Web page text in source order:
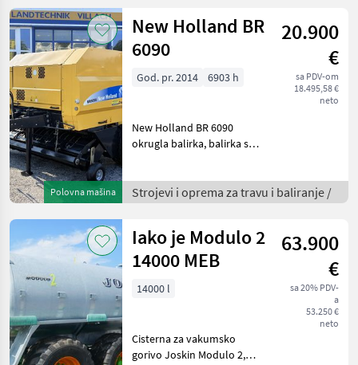
Polovna mašina
New Holland BR
6090
20.900
€
sa PDV-om
18.495,58 €
neto
God. pr. 2014 6903 h
New Holland BR 6090
okrugla balirka, balirka s
rezna jedinica s 15 noževa,
korisničko sučelje Bale
Strojevi i oprema za travu i baliranje /
Iako je Modulo 2
14000 MEB
63.900
€
sa 20% PDV-
a
53.250 €
neto
14000 l
Cisterna za vakumsko
gorivo Joskin Modulo 2,